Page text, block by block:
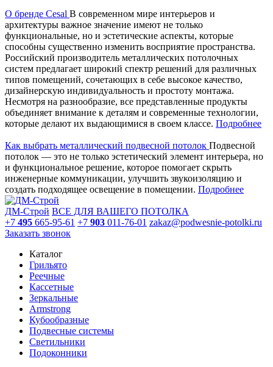
О бренде Cesal В современном мире интерьеров и
архитектуры важное значение имеют не только
функциональные, но и эстетические аспекты, которые
способны существенно изменить восприятие пространства.
Российский производитель металлических потолочных
систем предлагает широкий спектр решений для различных
типов помещений, сочетающих в себе высокое качество,
дизайнерскую индивидуальность и простоту монтажа.
Несмотря на разнообразие, все представленные продукты
объединяет внимание к деталям и современные технологии,
которые делают их выдающимися в своем классе. Подробнее
Как выбрать металлический подвесной потолок Подвесной
потолок — это не только эстетический элемент интерьера, но
и функциональное решение, которое помогает скрыть
инженерные коммуникации, улучшить звукоизоляцию и
создать подходящее освещение в помещении. Подробнее
ДМ-Строй ВСЕ ДЛЯ ВАШЕГО ПОТОЛКА
+7 495 665-95-61 +7 903 011-76-01 zakaz@podwesnie-potolki.ru
Заказать звонок
Каталог
Грильято
Реечные
Кассетные
Зеркальные
Armstrong
Кубообразные
Подвесные системы
Светильники
Подоконники